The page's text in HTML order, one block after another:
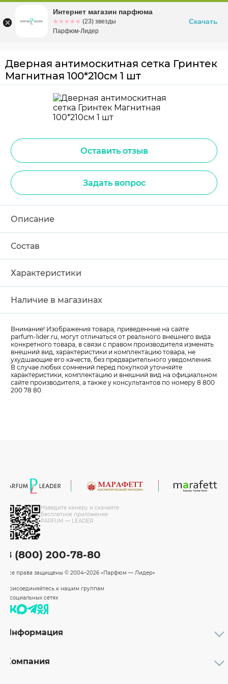
Омскул. Заозерная, 11, к. 1
Дверная антимоскитная сетка Гринтек
Магнитная 100*210см 1 шт
Оставить отзыв
Задать вопрос
Описание
Состав
Характеристики
Наличие в магазинах
Внимание! Изображения товара, приведенные на сайте
parfum-lider.ru, могут отличаться от реального внешнего вида
конкретного товара, в связи с правом производителя изменять
внешний вид, характеристики и комплектацию товара, не
ухудшающие его качеств, без предварительного уведомления.
В случае любых сомнений перед покупкой уточняйте
характеристики, комплектацию и внешний вид на официальном
сайте производителя, а также у консультантов по номеру 8 800
200 78 80.
Наведите камеру и скачайте
бесплатное приложение
PARFUM — LEADER
8 (800) 200-78-80
Все права защищены © 2004–2026 «Парфюм — Лидер»
Присоединяйтесь к нашим группам
в социальных сетях
Информация
Бренды
Компания
Интернет магазин парфюма
☆☆☆☆☆
★★★★★ (23) звезды
Парфюм-Лидер
Скачать